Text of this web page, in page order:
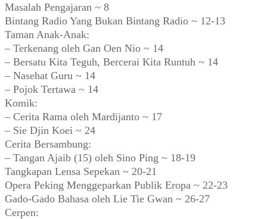
Masalah Pengajaran ~ 8
Bintang Radio Yang Bukan Bintang Radio ~ 12-13
Taman Anak-Anak:
– Terkenang oleh Gan Oen Nio ~ 14
– Bersatu Kita Teguh, Bercerai Kita Runtuh ~ 14
– Nasehat Guru ~ 14
– Pojok Tertawa ~ 14
Komik:
– Cerita Rama oleh Mardijanto ~ 17
– Sie Djin Koei ~ 24
Cerita Bersambung:
– Tangan Ajaib (15) oleh Sino Ping ~ 18-19
Tangkapan Lensa Sepekan ~ 20-21
Opera Peking Menggeparkan Publik Eropa ~ 22-23
Gado-Gado Bahasa oleh Lie Tie Gwan ~ 26-27
Cerpen: